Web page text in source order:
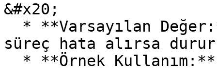
&#x20;
süreç hata alırsa